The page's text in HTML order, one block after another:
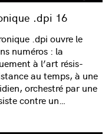
.dpi 16
.dpi ouvre le
numéros : la
à l’art résis-
au temps, à une
orchestré par une
contre un…